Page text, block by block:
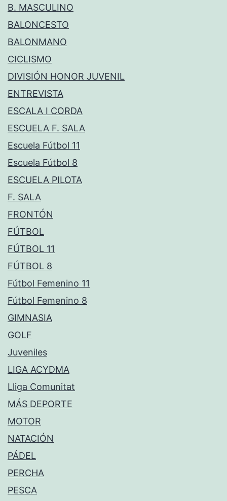
B. MASCULINO
BALONCESTO
BALONMANO
CICLISMO
DIVISIÓN HONOR JUVENIL
ENTREVISTA
ESCALA I CORDA
ESCUELA F. SALA
Escuela Fútbol 11
Escuela Fútbol 8
ESCUELA PILOTA
F. SALA
FRONTÓN
FÚTBOL
FÚTBOL 11
FÚTBOL 8
Fútbol Femenino 11
Fútbol Femenino 8
GIMNASIA
GOLF
Juveniles
LIGA ACYDMA
Lliga Comunitat
MÁS DEPORTE
MOTOR
NATACIÓN
PÁDEL
PERCHA
PESCA